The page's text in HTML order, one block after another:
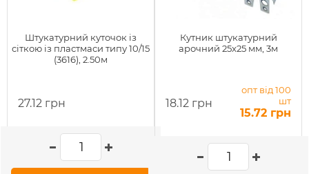
Штукатурний куточок із
сіткою із пластмаси типу 10/15
(3616), 2.50м
27.12 грн
Кутник штукатурний
арочний 25x25 мм, 3м
18.12 грн
опт від 100
шт
15.72 грн